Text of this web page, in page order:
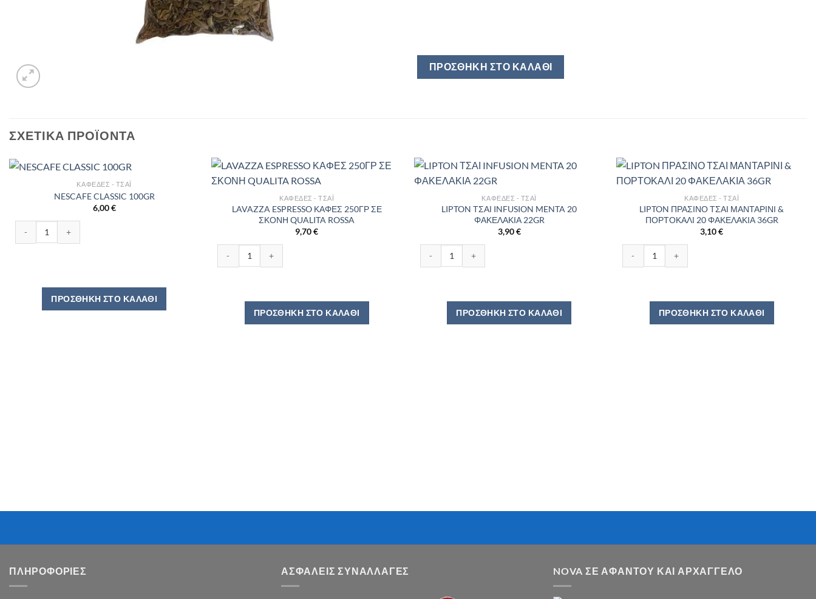
ΠΡΟΣΘΉΚΗ ΣΤΟ ΚΑΛΆΘΙ
ΣΧΕΤΙΚΆ ΠΡΟΪΌΝΤΑ
ΚΑΦΈΔΕΣ - ΤΣΆΙ
NESCAFE CLASSIC 100GR
6,00€
ΠΡΟΣΘΉΚΗ ΣΤΟ ΚΑΛΆΘΙ
ΚΑΦΈΔΕΣ - ΤΣΆΙ
LAVAZZA ESPRESSO ΚΑΦΕΣ 250ΓΡ ΣΕ
ΣΚΟΝΗ QUALITA ROSSA
9,70€
ΠΡΟΣΘΉΚΗ ΣΤΟ ΚΑΛΆΘΙ
ΚΑΦΈΔΕΣ - ΤΣΆΙ
LIPTON ΤΣΑΙ INFUSION MENTA 20
ΦΑΚΕΛΑΚΙΑ 22GR
3,90€
ΠΡΟΣΘΉΚΗ ΣΤΟ ΚΑΛΆΘΙ
ΚΑΦΈΔΕΣ - ΤΣΆΙ
LIPTON ΠΡΑΣΙΝΟ ΤΣΑΙ ΜΑΝΤΑΡΙΝΙ &
ΠΟΡΤΟΚΑΛΙ 20 ΦΑΚΕΛΑΚΙΑ 36GR
3,10€
ΠΡΟΣΘΉΚΗ ΣΤΟ ΚΑΛΆΘΙ
ΠΛΗΡΟΦΟΡΙΕΣ ΑΣΦΑΛΕΙΣ ΣΥΝΑΛΛΑΓΕΣ NOVA ΣΕ ΑΦΆΝΤΟΥ ΚΑΙ ΑΡΧΆΓΓΕΛΟ